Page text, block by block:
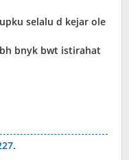
selalu d kejar ole
bnyk bwt istirahat
.